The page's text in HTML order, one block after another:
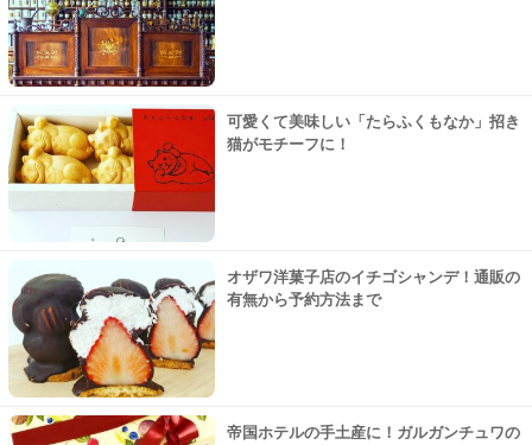
可愛くて美味しい「たらふくもなか」招き
猫がモチーフに！
オザワ洋菓子店のイチゴシャンデ！通販の
有無から予約方法まで
帝国ホテルの手土産に！ガルガンチュワの